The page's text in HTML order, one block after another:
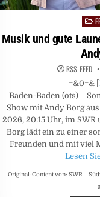
Musik und gute
RSS-FEED
=&0=& [
Baden-Baden (ots) –
Show mit Andy Borg aus
2026, 20:15 Uhr, im
Borg lädt ein zu einer
Freunden und mit viel
Lesen
Original-Content von: SWR –